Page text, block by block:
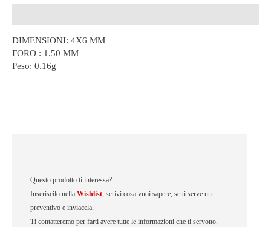
Questo prodotto ti interessa?
Inseriscilo nella Wishlist, scrivi cosa vuoi sapere, se ti serve un
preventivo e inviacela.
Ti contatteremo per farti avere tutte le informazioni che ti servono.
DIMENSIONI: 4X6 MM
FORO : 1.50 MM
Peso: 0.16g